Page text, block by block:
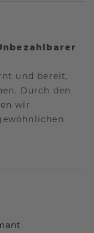
und bereit,
Durch den
wir